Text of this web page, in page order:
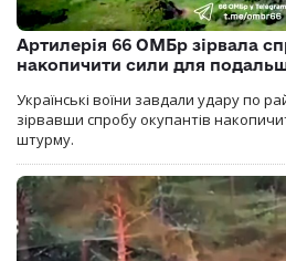
Артилерія 66 ОМБр зірвала
накопичити сили для
Українські воїни завдали удару по
зірвавши спробу окупантів
штурму.